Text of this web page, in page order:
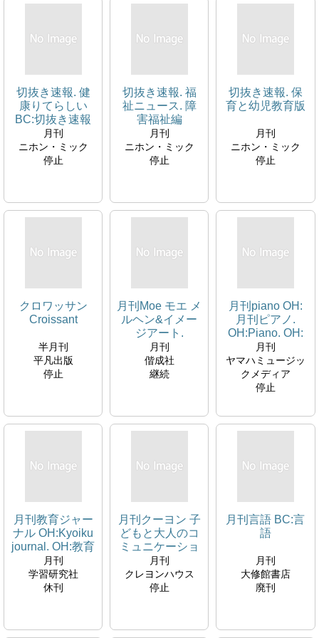
切抜き速報. 健
康りてらしい
BC:切抜き速報
健康教育版
月刊
ニホン・ミック
停止
切抜き速報. 福
祉ニュース. 障
害福祉編
welfare clipping
news flash
月刊
ニホン・ミック
停止
切抜き速報. 保
育と幼児教育版
月刊
ニホン・ミック
停止
クロワッサン
Croissant
半月刊
平凡出版
停止
月刊Moe モエ メ
ルヘン&イメー
ジアート.
ST:Moe
月刊
偕成社
継続
月刊piano OH:
月刊ピアノ.
OH:Piano. OH:
ピアノ
月刊
ヤマハミュージッ
クメディア
停止
月刊教育ジャー
ナル OH:Kyoiku
journal. OH:教育
ジャーナル
月刊
学習研究社
休刊
月刊クーヨン 子
どもと大人のコ
ミュニケーショ
ンマガジン
Cooyon. OH:育
児と、育自と。
月刊
クレヨンハウス
停止
月刊言語 BC:言
語
月刊
大修館書店
廃刊